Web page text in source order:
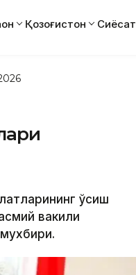
Қозоғистон Сиёсат
ўсиш
вакили